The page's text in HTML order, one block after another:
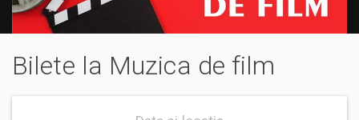
Bilete la Muzica de film